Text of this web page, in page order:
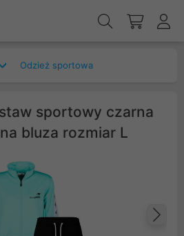
Odzież sportowa
sportowy czarna
bluza rozmiar L